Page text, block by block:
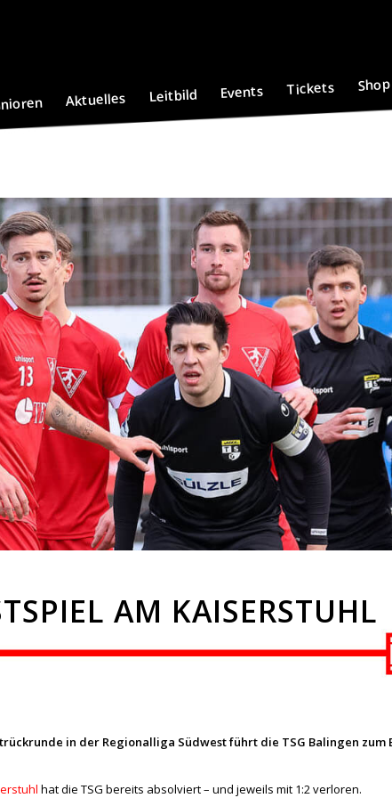
Aktuelles Leitbild Events Tickets Shop
AM KAISERSTUHL
in der Regionalliga Südwest führt die TSG Balingen zum
hat die TSG bereits absolviert – und jeweils mit 1:2 verloren.